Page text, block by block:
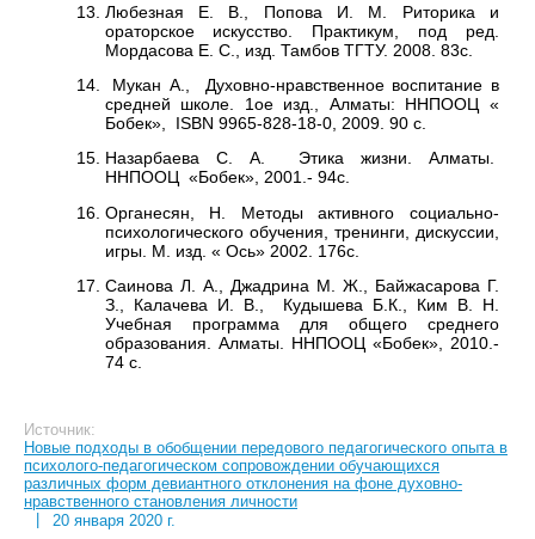
Любезная Е. В., Попова И. М. Риторика и
ораторское искусство. Практикум, под ред.
Мордасова Е. С., изд. Тамбов ТГТУ. 2008. 83с.
Мукан А., Духовно-нравственное воспитание в
средней школе. 1ое изд., Алматы: ННПООЦ «
Бобек», ISBN 9965-828-18-0, 2009. 90 с.
Назарбаева С. А. Этика жизни. Алматы.
ННПООЦ «Бобек», 2001.- 94с.
Органесян, Н. Методы активного социально-
психологического обучения, тренинги, дискуссии,
игры. М. изд. « Ось» 2002. 176с.
Саинова Л. А., Джадрина М. Ж., Байжасарова Г.
З., Калачева И. В., Кудышева Б.К., Ким В. Н.
Учебная программа для общего среднего
образования. Алматы. ННПООЦ «Бобек», 2010.-
74 с.
Источник:
Новые подходы в обобщении передового педагогического опыта в
психолого-педагогическом сопровождении обучающихся
различных форм девиантного отклонения на фоне духовно-
нравственного становления личности
20 января 2020 г.